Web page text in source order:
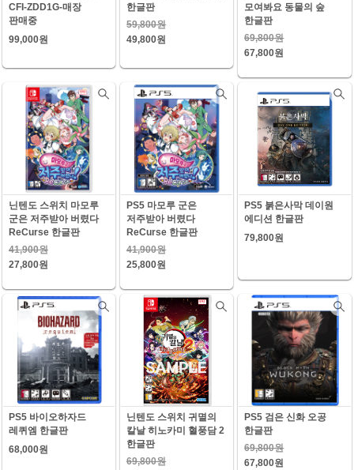
CFI-ZDD1G-매장
판매중
99,000원
한글판
59,800원
49,800원
모여봐요 동물의 숲
한글판
69,800원
67,800원
닌텐도 스위치 마모루
군은 저주받아 버렸다
ReCurse 한글판
41,900원
27,800원
PS5 마모루 군은
저주받아 버렸다
ReCurse 한글판
41,900원
25,800원
PS5 붉은사막 데이원
에디션 한글판
79,800원
PS5 바이오하자드
레퀴엠 한글판
68,000원
닌텐도 스위치 귀멸의
칼날 히노카미 혈풍담 2
한글판
69,800원
PS5 검은 신화 오공
한글판
69,800원
67,800원